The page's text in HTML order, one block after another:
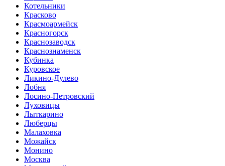
Котельники
Красково
Красмоармейск
Красногорск
Краснозаводск
Краснознаменск
Кубинка
Куровское
Ликино-Дулево
Лобня
Лосино-Петровский
Луховицы
Лыткарино
Люберцы
Малаховка
Можайск
Монино
Москва